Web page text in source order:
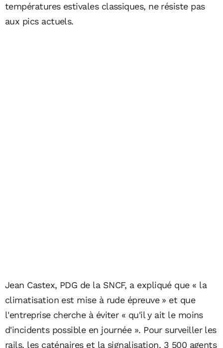
températures estivales classiques, ne résiste pas
aux pics actuels.
Jean Castex, PDG de la SNCF, a expliqué que « la
climatisation est mise à rude épreuve » et que
l'entreprise cherche à éviter « qu'il y ait le moins
d'incidents possible en journée ». Pour surveiller les
rails, les caténaires et la signalisation, 3 500 agents